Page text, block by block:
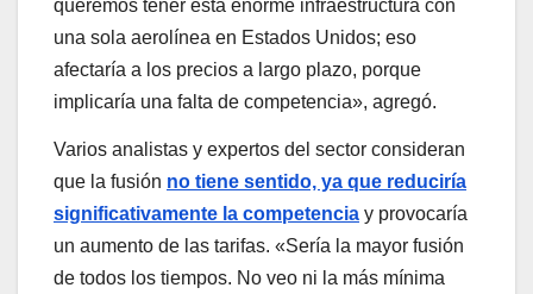
queremos tener esta enorme infraestructura con
una sola aerolínea en Estados Unidos; eso
afectaría a los precios a largo plazo, porque
implicaría una falta de competencia», agregó.
Varios analistas y expertos del sector consideran
que la fusión no tiene sentido, ya que reduciría
significativamente la competencia y provocaría
un aumento de las tarifas. «Sería la mayor fusión
de todos los tiempos. No veo ni la más mínima